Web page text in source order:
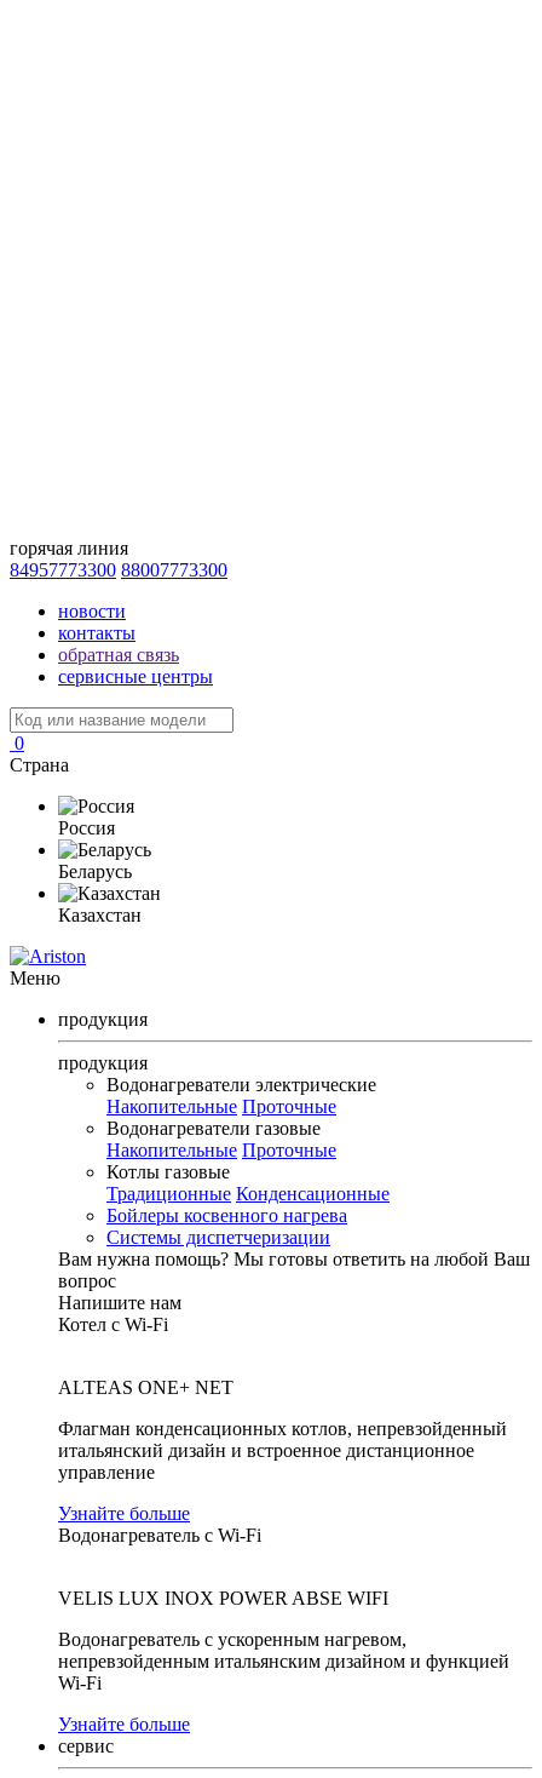
горячая линия
84957773300 88007773300
новости
контакты
обратная связь
сервисные центры
0
Страна
Россия
Беларусь
Казахстан
Меню
продукция
продукция
Водонагреватели электрические
Накопительные Проточные
Водонагреватели газовые
Накопительные Проточные
Котлы газовые
Традиционные Конденсационные
Бойлеры косвенного нагрева
Системы диспетчеризации
Вам нужна помощь? Мы готовы ответить на любой Ваш
вопрос
Напишите нам
Котел с Wi-Fi
ALTEAS ONE+ NET
Флагман конденсационных котлов, непревзойденный
итальянский дизайн и встроенное дистанционное
управление
Узнайте больше
Водонагреватель с Wi-Fi
VELIS LUX INOX POWER ABSE WIFI
Водонагреватель с ускоренным нагревом,
непревзойденным итальянским дизайном и функцией
Wi-Fi
Узнайте больше
сервис